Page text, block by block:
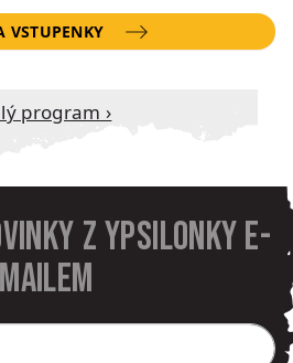
VSTUPENKY
program ›
z Ypsilonky e-
mailem